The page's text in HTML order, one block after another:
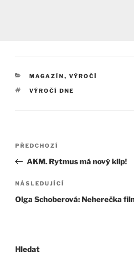
RUBRIKY
MAGAZÍN , VÝROČÍ
ŠTÍTKY
VÝROČÍ DNE
Navigace
příspěvek
Předchozí
příspěvek
PŘEDCHOZÍ
AKM. Rytmus má nový klip!
Následující
příspěvek
NÁSLEDUJÍCÍ
Olga Schoberová: Neherečka
Hledat